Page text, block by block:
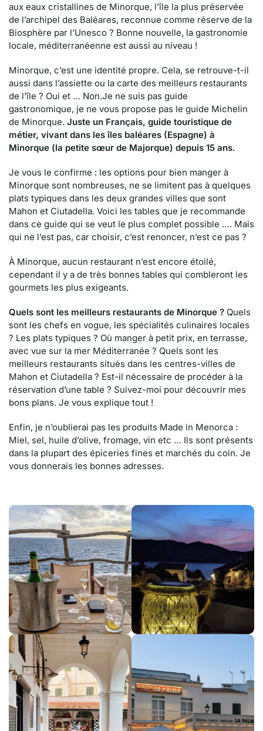
aux eaux cristallines de Minorque, l’île la plus préservée
de l’archipel des Baléares, reconnue comme réserve de la
Biosphère par l’Unesco ? Bonne nouvelle, la gastronomie
locale, méditerranéenne est aussi au niveau !
Minorque, c’est une identité propre. Cela, se retrouve-t-il
aussi dans l’assiette ou la carte des meilleurs restaurants
de l’île ? Oui et … Non.Je ne suis pas guide
gastronomique, je ne vous propose pas le guide Michelin
de Minorque. Juste un Français, guide touristique de
métier, vivant dans les îles baléares (Espagne) à
Minorque (la petite sœur de Majorque) depuis 15 ans.
Je vous le confirme : les options pour bien manger à
Minorque sont nombreuses, ne se limitent pas à quelques
plats typiques dans les deux grandes villes que sont
Mahon et Ciutadella. Voici les tables que je recommande
dans ce guide qui se veut le plus complet possible …. Mais
qui ne l’est pas, car choisir, c’est renoncer, n’est ce pas ?
À Minorque, aucun restaurant n’est encore étoilé,
cependant il y a de très bonnes tables qui combleront les
gourmets les plus exigeants.
Quels sont les meilleurs restaurants de Minorque ? Quels
sont les chefs en vogue, les spécialités culinaires locales
? Les plats typiques ? Où manger à petit prix, en terrasse,
avec vue sur la mer Méditerranée ? Quels sont les
meilleurs restaurants situés dans les centres-villes de
Mahon et Ciutadella ? Est-il nécessaire de procéder à la
réservation d’une table ? Suivez-moi pour découvrir mes
bons plans. Je vous explique tout !
Enfin, je n’oublierai pas les produits Made in Menorca :
Miel, sel, huile d’olive, fromage, vin etc … Ils sont présents
dans la plupart des épiceries fines et marchés du coin. Je
vous donnerais les bonnes adresses.